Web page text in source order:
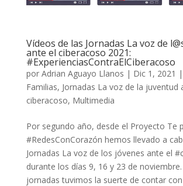
Vídeos de las Jornadas La voz de
ante el ciberacoso 2021:
#ExperienciasContraElCiberacoso
por Adrian Aguayo Llanos | Dic 1, 2021 |
Familias, Jornadas La voz de la juventud
ciberacoso, Multimedia
Por segundo año, desde el Proyecto Te
#RedesConCorazón hemos llevado a
Jornadas La voz de los jóvenes ante el
durante los días 9, 16 y 23 de
jornadas tuvimos la suerte de contar